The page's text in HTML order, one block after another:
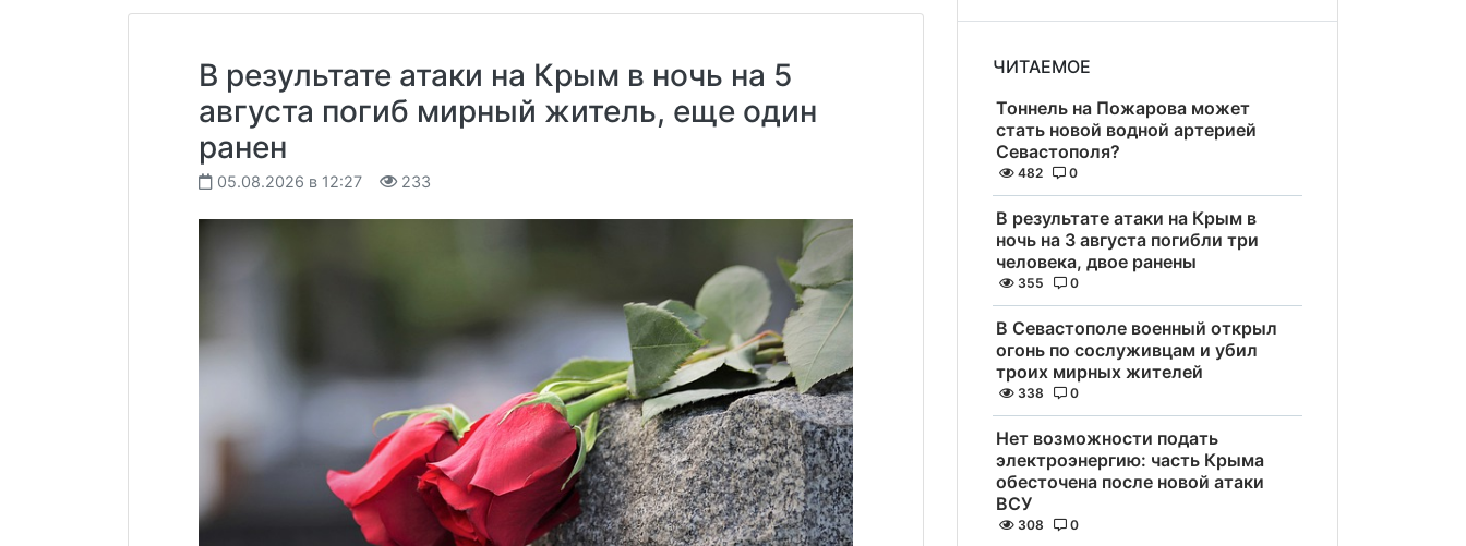
В результате атаки на Крым в ночь на 5
августа погиб мирный житель, еще один
ранен
05.08.2026 в 12:27 233
ЧИТАЕМОЕ
Тоннель на Пожарова может
стать новой водной артерией
Севастополя?
482 0
В результате атаки на Крым в
ночь на 3 августа погибли три
человека, двое ранены
355 0
В Севастополе военный открыл
огонь по сослуживцам и убил
троих мирных жителей
338 0
Нет возможности подать
электроэнергию: часть Крыма
обесточена после новой атаки
ВСУ
308 0